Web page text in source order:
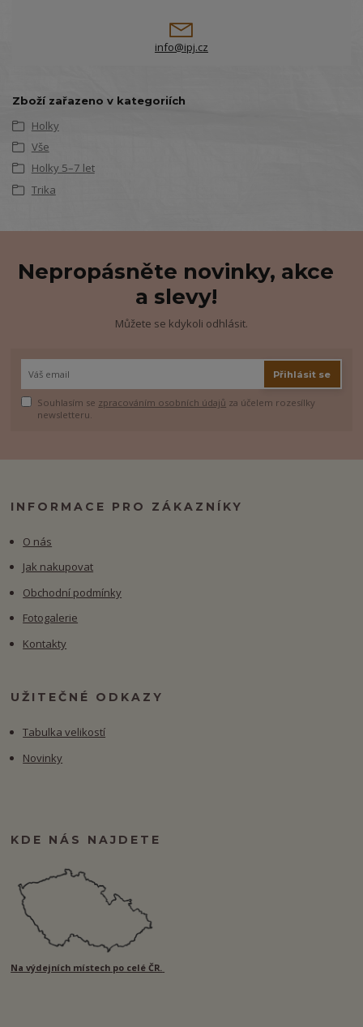
info@ipj.cz
Zboží zařazeno v kategoriích
Holky
Vše
Holky 5–7 let
Trika
Nepropásněte novinky, akce
a slevy!
Můžete se kdykoli odhlásit.
Přihlásit se
Souhlasím se zpracováním osobních údajů za účelem rozesílky
newsletteru.
INFORMACE PRO ZÁKAZNÍKY
O nás
Jak nakupovat
Obchodní podmínky
Fotogalerie
Kontakty
UŽITEČNÉ ODKAZY
Tabulka velikostí
Novinky
KDE NÁS NAJDETE
Na výdejních místech po celé ČR.